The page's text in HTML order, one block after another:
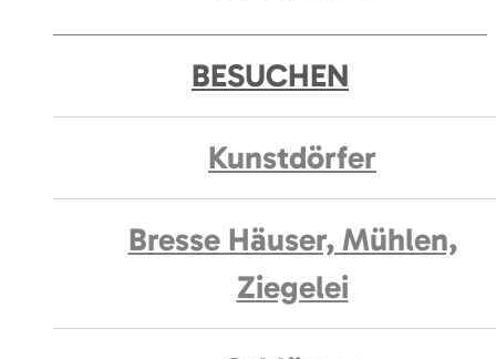
BESUCHEN
Kunstdörfer
Bresse Häuser, Mühlen,
Ziegelei